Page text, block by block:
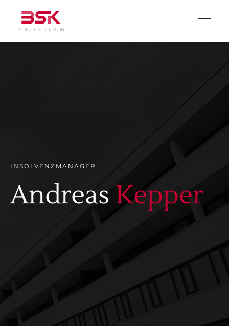
INSOLVENZMANAGER
Andreas Kepper